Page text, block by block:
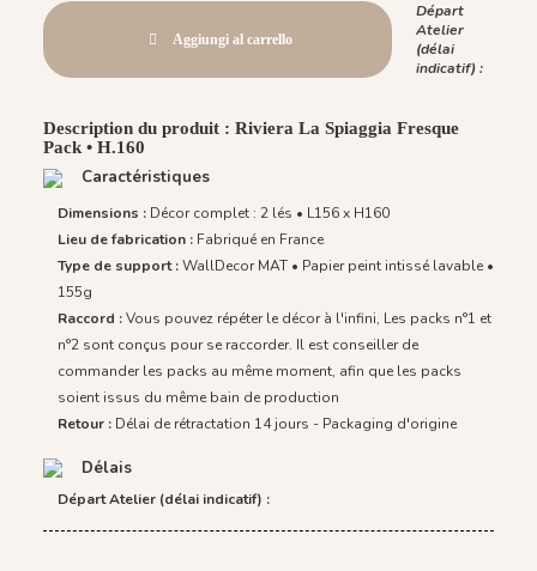
Aggiungi al carrello
Départ
Atelier
(délai
indicatif) :
Description du produit : Riviera La Spiaggia Fresque
Pack • H.160
Caractéristiques
Dimensions : Décor complet : 2 lés • L156 x H160
Lieu de fabrication : Fabriqué en France
Type de support :WallDecor MAT • Papier peint intissé lavable •
155g
Raccord :Vous pouvez répéter le décor à l'infini, Les packs n°1 et
n°2 sont conçus pour se raccorder. Il est conseiller de
commander les packs au même moment, afin que les packs
soient issus du même bain de production
Retour : Délai de rétractation 14 jours - Packaging d'origine
Délais
Départ Atelier (délai indicatif) :